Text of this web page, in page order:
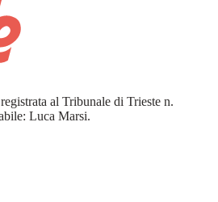
al Tribunale di Trieste n.
Luca Marsi.